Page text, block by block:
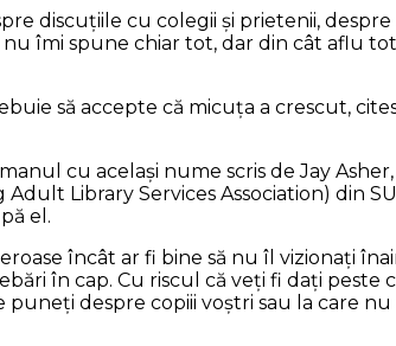
discuţiile cu colegii şi prietenii,
îmi spune chiar tot, dar din cât aflu
să accepte că micuţa a crescut,
cu acelaşi nume scris de Jay
Library Services Association) din
el.
încât ar fi bine să nu îl vizionaţi
în cap. Cu riscul că veţi fi daţi peste
despre copiii voştri sau la care